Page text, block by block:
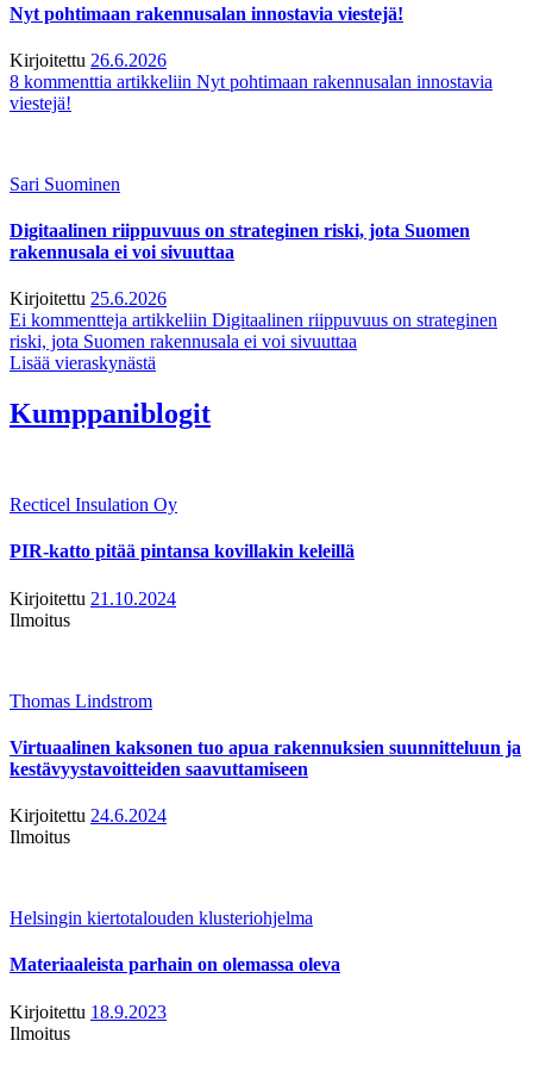
Nyt pohtimaan rakennusalan innostavia viestejä!
Kirjoitettu 26.6.2026
8 kommenttia artikkeliin Nyt pohtimaan rakennusalan innostavia
viestejä!
Sari Suominen
Digitaalinen riippuvuus on strateginen riski, jota Suomen
rakennusala ei voi sivuuttaa
Kirjoitettu 25.6.2026
Ei kommentteja artikkeliin Digitaalinen riippuvuus on strateginen
riski, jota Suomen rakennusala ei voi sivuuttaa
Lisää vieraskynästä
Kumppaniblogit
Recticel Insulation Oy
PIR-katto pitää pintansa kovillakin keleillä
Kirjoitettu 21.10.2024
Ilmoitus
Thomas Lindstrom
Virtuaalinen kaksonen tuo apua rakennuksien suunnitteluun ja
kestävyystavoitteiden saavuttamiseen
Kirjoitettu 24.6.2024
Ilmoitus
Helsingin kiertotalouden klusteriohjelma
Materiaaleista parhain on olemassa oleva
Kirjoitettu 18.9.2023
Ilmoitus